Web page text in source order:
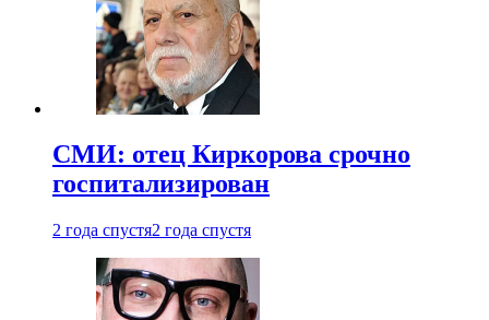
СМИ: отец Киркорова срочно
госпитализирован
2 года спустя2 года спустя